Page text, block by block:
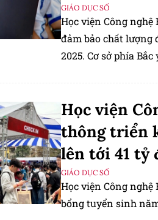
GIÁO DỤC SỐ
Học viện Công
đảm bảo chất lượng
2025. Cơ sở phía
Học viện
thông triển
lên tới 41 tỷ
GIÁO DỤC SỐ
Học viện Công
bổng tuyển sinh